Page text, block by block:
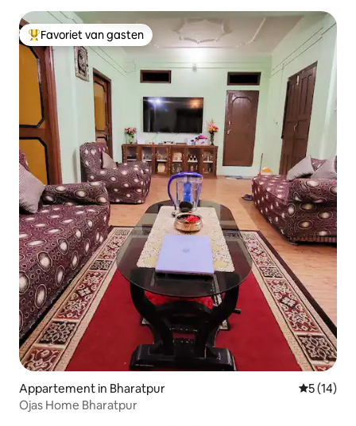
Topfavoriet van gasten
Favoriet van gasten
Appartement in Bharatpur
5 (14)
Ojas Home Bharatpur